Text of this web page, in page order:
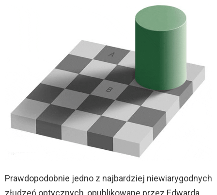
Prawdopodobnie jedno z najbardziej niewiarygodnych
złudzeń optycznych, opublikowane przez Edwarda